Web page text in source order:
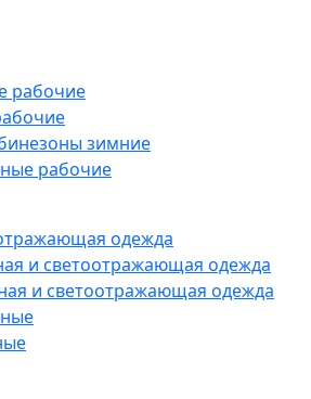
рабочие
зимние
рабочие
одежда
и светоотражающая одежда
и светоотражающая одежда